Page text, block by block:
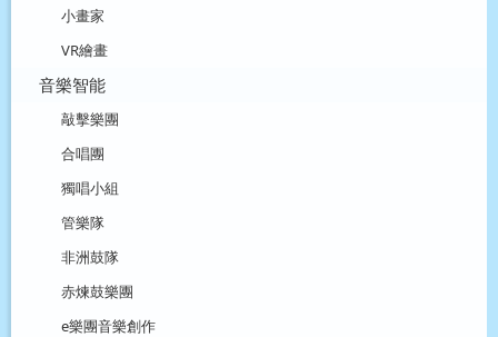
小畫家
VR繪畫
音樂智能
敲擊樂團
合唱團
獨唱小組
管樂隊
非洲鼓隊
赤煉鼓樂團
e樂團音樂創作